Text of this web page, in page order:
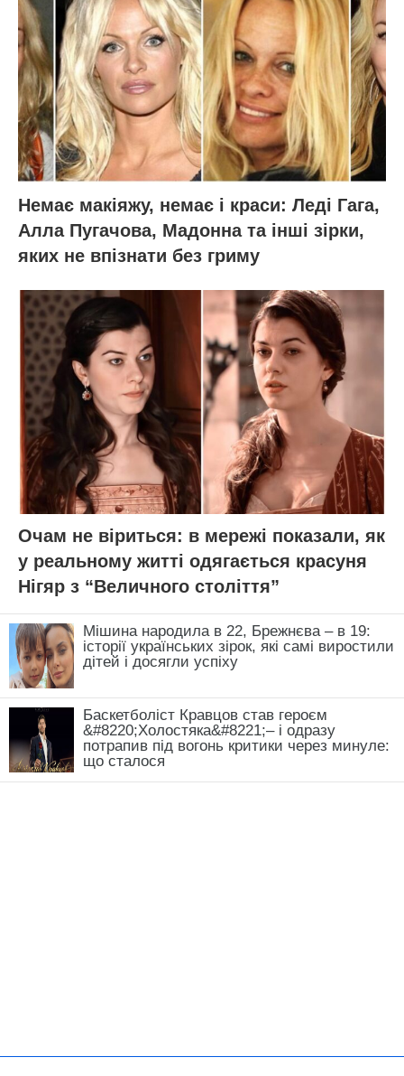
Немає макіяжу, немає і краси: Леді Гага,
Алла Пугачова, Мадонна та інші зірки,
яких не впізнати без гриму
Очам не віриться: в мережі показали, як
у реальному житті одягається красуня
Нігяр з “Величного століття”
Мішина народила в 22, Брежнєва – в 19:
історії українських зірок, які самі виростили
дітей і досягли успіху
Баскетболіст Кравцов став героєм
&#8220;Холостяка&#8221;– і одразу
потрапив під вогонь критики через минуле:
що сталося